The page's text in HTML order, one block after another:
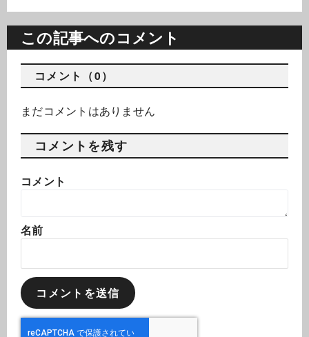
この記事へのコメント
コメント（0）
まだコメントはありません
コメントを残す
コメント
名前